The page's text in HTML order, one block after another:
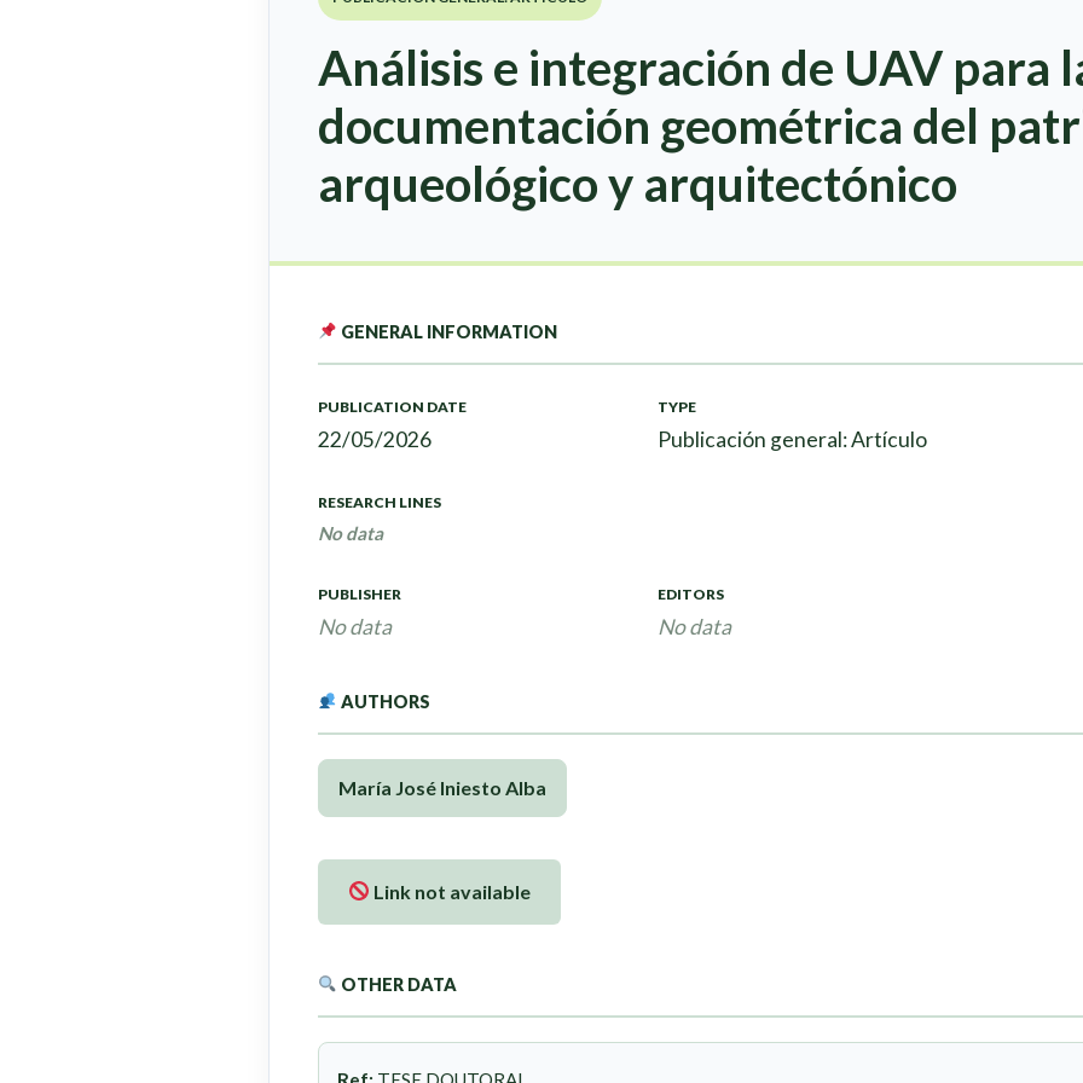
Análisis e integración de UAV para
documentación geométrica del
arqueológico y arquitectónico
GENERAL INFORMATION
PUBLICATION DATE
22/05/2026
TYPE
Publicación general: Artículo
RESEARCH LINES
No data
PUBLISHER
No data
EDITORS
No data
AUTHORS
María José Iniesto Alba
Link not available
OTHER DATA